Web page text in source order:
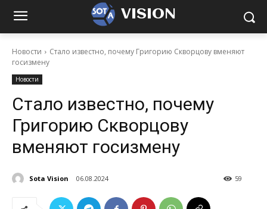
VISION
Новости
Стало известно, почему Григорию Скворцову вменяют
госизмену
Новости
Стало известно, почему
Григорию Скворцову
вменяют госизмену
Sota Vision 06.08.2024 59